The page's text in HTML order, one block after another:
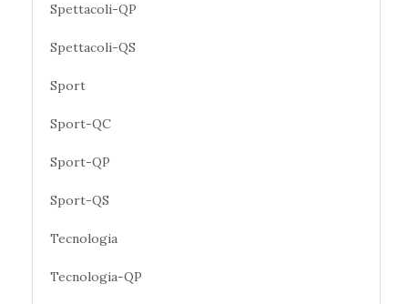
Spettacoli-QP
Spettacoli-QS
Sport
Sport-QC
Sport-QP
Sport-QS
Tecnologia
Tecnologia-QP